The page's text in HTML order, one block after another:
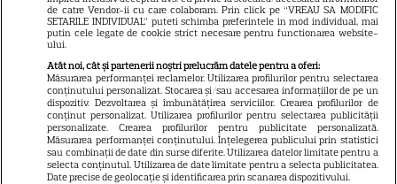
Céline Sciamma este o scenaristă și
regizoare din Franța. Opera ei este izbitor de
minimalistă, în parte moștenirea mentorului
său, Xavier Beauvois, care a sfătuit-o în timp
ce era studentă la marea școală de film
franceză, La Fémis.
de catre Vendor-ii cu care colaboram. Prin click pe “VREAU SA MODIFIC
SETARILE INDIVIDUAL” puteti schimba preferintele in mod individual, mai
putin cele legate de cookie strict necesare pentru functionarea website-
ului.
Atât noi, cât și partenerii noștri prelucrăm datele pentru a oferi:
Măsurarea performanței reclamelor. Utilizarea profilurilor pentru selectarea
conținutului personalizat. Stocarea și/sau accesarea informațiilor de pe un
dispozitiv. Dezvoltarea și îmbunătățirea serviciilor. Crearea profilurilor de
conținut personalizat. Utilizarea profilurilor pentru selectarea publicității
personalizate. Crearea profilurilor pentru publicitate personalizată.
Măsurarea performanței conținutului. Înțelegerea publicului prin statistici
sau combinații de date din surse diferite. Utilizarea datelor limitate pentru a
selecta conținutul. Utilizarea de date limitate pentru a selecta publicitatea.
Date precise de geolocație și identificarea prin scanarea dispozitivului.